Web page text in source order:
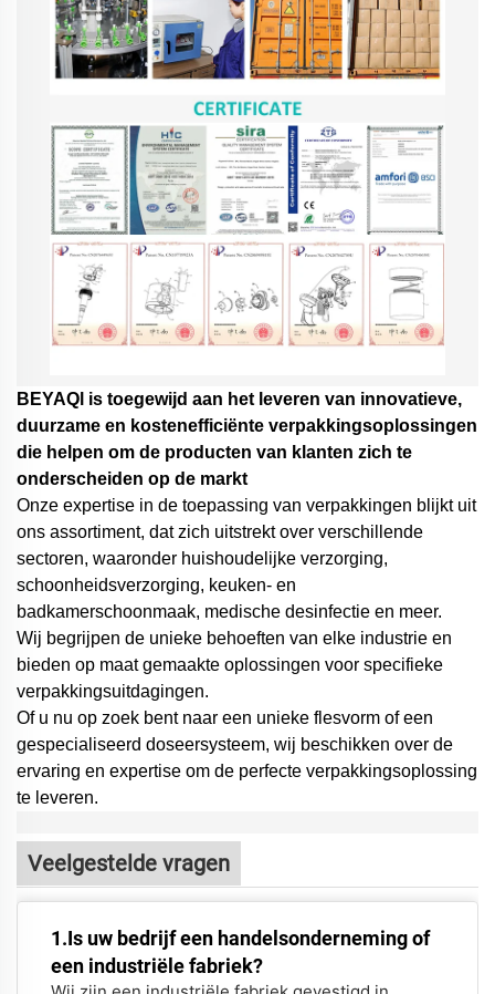
BEYAQl is toegewijd aan het leveren van innovatieve,
duurzame en kostenefficiënte verpakkingsoplossingen
die helpen om de producten van klanten zich te
onderscheiden op de markt
Onze expertise in de toepassing van verpakkingen blijkt uit
ons assortiment, dat zich uitstrekt over verschillende
sectoren, waaronder huishoudelijke verzorging,
schoonheidsverzorging, keuken- en
badkamerschoonmaak, medische desinfectie en meer.
Wij begrijpen de unieke behoeften van elke industrie en
bieden op maat gemaakte oplossingen voor specifieke
verpakkingsuitdagingen.
Of u nu op zoek bent naar een unieke flesvorm of een
gespecialiseerd doseersysteem, wij beschikken over de
ervaring en expertise om de perfecte verpakkingsoplossing
te leveren.
Veelgestelde vragen
1.Is uw bedrijf een handelsonderneming of
een industriële fabriek?